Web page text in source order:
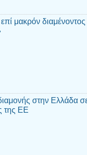
μακρόν
στην Ελλάδα
της ΕΕ